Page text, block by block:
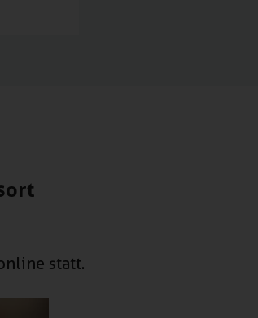
statt.